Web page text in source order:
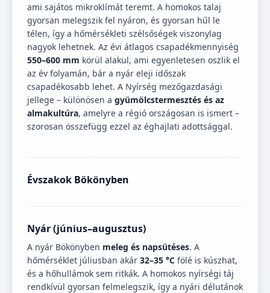
ami sajátos mikroklímát teremt. A homokos talaj
gyorsan melegszik fel nyáron, és gyorsan hűl le
télen, így a hőmérsékleti szélsőségek viszonylag
nagyok lehetnek. Az évi átlagos csapadékmennyiség
550–600 mm körül alakul, ami egyenletesen oszlik el
az év folyamán, bár a nyár eleji időszak
csapadékosabb lehet. A Nyírség mezőgazdasági
jellege – különösen a gyümölcstermesztés és az
almakultúra, amelyre a régió országosan is ismert –
szorosan összefügg ezzel az éghajlati adottsággal.
Évszakok Bökönyben
Nyár (június–augusztus)
A nyár Bökönyben meleg és napsütéses. A
hőmérséklet júliusban akár 32–35 °C fölé is kúszhat,
és a hőhullámok sem ritkák. A homokos nyírségi táj
rendkívül gyorsan felmelegszik, így a nyári délutánok